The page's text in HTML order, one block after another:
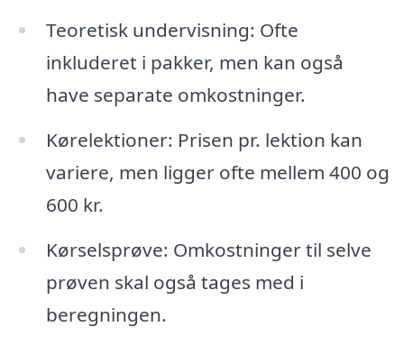
Teoretisk undervisning: Ofte
inkluderet i pakker, men kan også
have separate omkostninger.
Kørelektioner: Prisen pr. lektion kan
variere, men ligger ofte mellem 400 og
600 kr.
Kørselsprøve: Omkostninger til selve
prøven skal også tages med i
beregningen.